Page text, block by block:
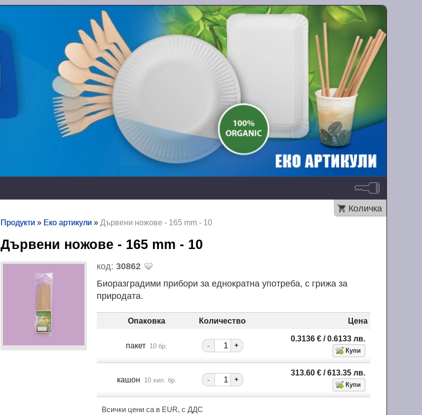
Количка
Продукти » Еко артикули »Дървени ножове - 165 mm - 10
Дървени ножове - 165 mm - 10
код:30862
Биоразградими прибори за еднократна употреба, с грижа за
природата.
Опаковка Количество Цена
пакет 10 бр. - +
0.3136€ / 0.6133лв.
кашон 10 хил. бр. - +
313.60€ / 613.35лв.
Всички цени са в EUR, с ДДС